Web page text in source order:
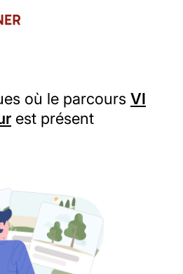
où le parcours VI
est présent